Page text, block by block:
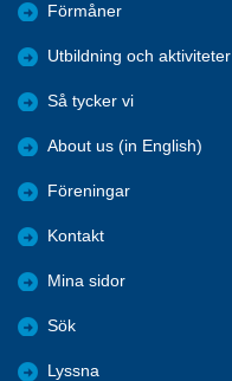
Förmåner
Utbildning och aktiviteter
Så tycker vi
About us (in English)
Föreningar
Kontakt
Mina sidor
Sök
Lyssna